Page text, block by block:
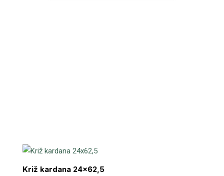
Križ kardana 24×62,5